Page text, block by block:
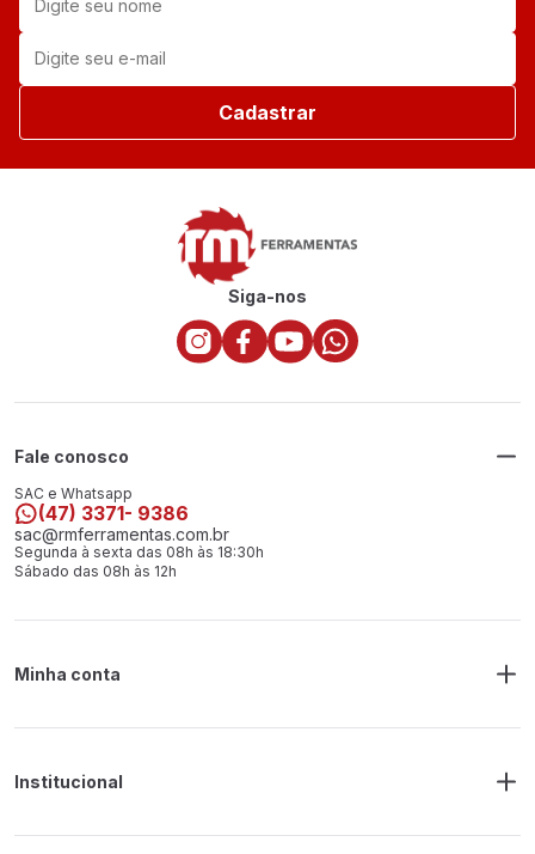
Cadastrar
Siga-nos
Fale conosco
SAC e Whatsapp
(47) 3371- 9386
sac@rmferramentas.com.br
Segunda à sexta das 08h às 18:30h
Sábado das 08h às 12h
Minha conta
Endereço de Entrega
Institucional
Politica de Privacidade